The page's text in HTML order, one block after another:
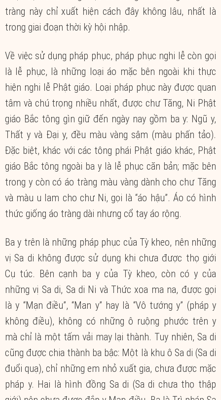
tràng này chỉ xuất hiện cách đây không lâu, nhất là
trong giai đoạn thời kỳ hội nhập.
Về việc sử dụng pháp phục, pháp phục nghi lễ còn gọi
là lễ phục, là những loại áo mặc bên ngoài khi thực
hiện nghi lễ Phật giáo. Loại pháp phục này được quan
tâm và chú trọng nhiều nhất, được chư Tăng, Ni Phật
giáo Bắc tông gìn giữ đến ngày nay gồm ba y: Ngũ y,
Thất y và Đại y, đều màu vàng sậm (màu phấn tảo).
Đặc biệt, khác với các tông phái Phật giáo khác, Phật
giáo Bắc tông ngoài ba y là lễ phục căn bản; mặc bên
trong y còn có áo tràng màu vàng dành cho chư Tăng
và màu u lam cho chư Ni, gọi là “áo hậu”. Áo có hình
thức giống áo tràng dài nhưng cổ tay áo rộng.
Ba y trên là những pháp phục của Tỳ kheo, nên những
vị Sa di không được sử dụng khi chưa được thọ giới
Cụ túc. Bên cạnh ba y của Tỳ kheo, còn có y của
những vị Sa di, Sa di Ni và Thức xoa ma na, được gọi
là y “Mạn điều”, “Man y” hay là “Vô tướng y” (pháp y
không điều), không có những ô ruộng phước trên y
mà chỉ là một tấm vải may lại thành. Tuy nhiên, Sa di
cũng được chia thành ba bậc: Một là khu ô Sa di (Sa di
đuổi quạ), chỉ những em nhỏ xuất gia, chưa được mặc
pháp y. Hai là hình đồng Sa di (Sa di chưa thọ thập